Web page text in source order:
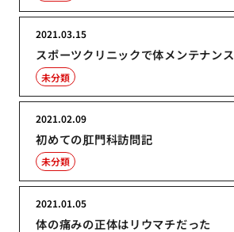
スポーツクリニックで体メンテナンス
2021.03.15
未分類
初めての肛門科訪問記
2021.02.09
未分類
体の痛みの正体はリウマチだった
2021.01.05